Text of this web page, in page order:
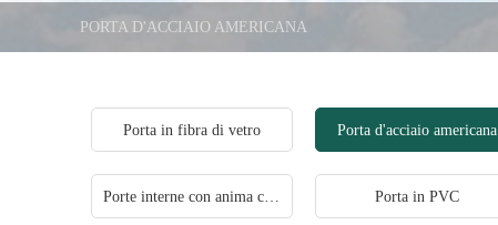
PORTA D'ACCIAIO AMERICANA
Porta in fibra di vetro Porta d'acciaio americana
Porte interne con anima cava Porta in PVC